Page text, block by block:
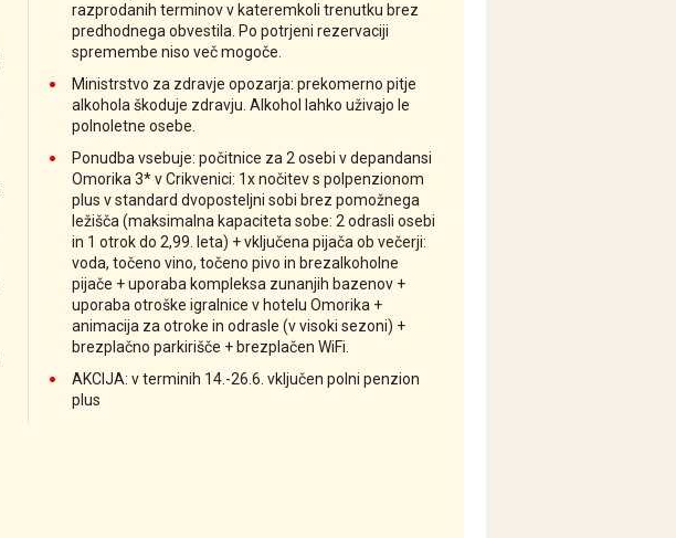
razprodanih terminov v kateremkoli trenutku brez
predhodnega obvestila. Po potrjeni rezervaciji
spremembe niso več mogoče.
Ministrstvo za zdravje opozarja: prekomerno pitje
alkohola škoduje zdravju. Alkohol lahko uživajo le
polnoletne osebe.
Ponudba vsebuje: počitnice za 2 osebi v depandansi
Omorika 3* v Crikvenici: 1x nočitev s polpenzionom
plus v standard dvoposteljni sobi brez pomožnega
ležišča (maksimalna kapaciteta sobe: 2 odrasli osebi
in 1 otrok do 2,99. leta) + vključena pijača ob večerji:
voda, točeno vino, točeno pivo in brezalkoholne
pijače + uporaba kompleksa zunanjih bazenov +
uporaba otroške igralnice v hotelu Omorika +
animacija za otroke in odrasle (v visoki sezoni) +
brezplačno parkirišče + brezplačen WiFi.
AKCIJA: v terminih 14.-26.6. vključen polni penzion
plus